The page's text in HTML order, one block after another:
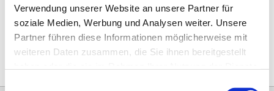
Verwendung unserer Website an unsere Partner für
soziale Medien, Werbung und Analysen weiter. Unsere
Partner führen diese Informationen möglicherweise mit
weiteren Daten zusammen, die Sie ihnen bereitgestellt
Einwilligungsauswahl
Rechtliches
Hier geht es zu unserenAGB , zumWiderrufsrecht, zum
Impressum und zu unseremDatenschutz.